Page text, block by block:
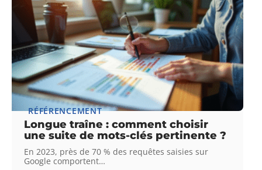
RÉFÉRENCEMENT
Longue traîne : comment choisir
une suite de mots-clés pertinente ?
En 2023, près de 70 % des requêtes saisies sur
Google comportent…